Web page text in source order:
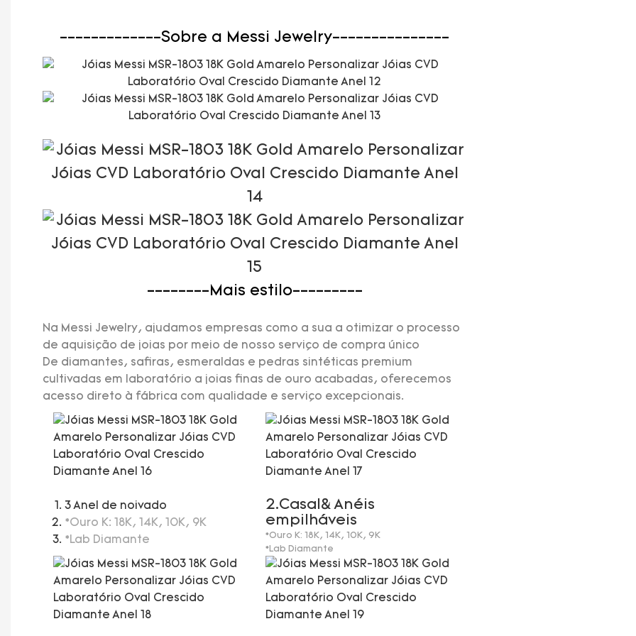
-------------Sobre a Messi Jewelry---------------
--------Mais estilo---------
Na Messi Jewelry, ajudamos empresas como a sua a otimizar o processo
de aquisição de joias por meio de nosso serviço de compra único
De diamantes, safiras, esmeraldas e pedras sintéticas premium
cultivadas em laboratório a joias finas de ouro acabadas, oferecemos
acesso direto à fábrica com qualidade e serviço excepcionais.
3 Anel de noivado
*Ouro K: 18K, 14K, 10K, 9K
*Lab Diamante
2.Casal& Anéis
empilháveis
*Ouro K: 18K, 14K, 10K, 9K
*Lab Diamante